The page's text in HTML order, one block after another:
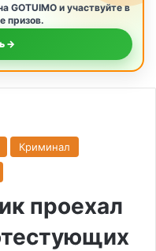
GOTUIMO и участвуйте в
призов.
→
Криминал
проехал